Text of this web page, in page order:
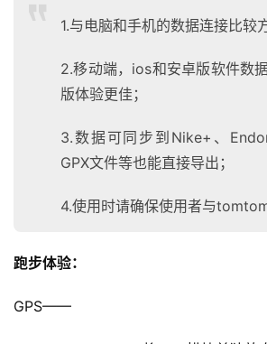
1.与电脑和手机的数据连接比较
2.移动端，ios和安卓版软件数
版体验更佳；
3.数据可同步到Nike+、
GPX文件等也能直接导出；
4.使用时请确保使用者与
跑步体验：
GPS——